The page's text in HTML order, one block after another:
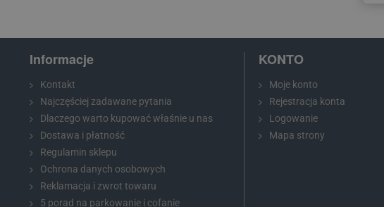
Informacje
Kontakt
Najczęściej zadawane pytania
Dlaczego warto kupować właśnie u nas
Dostawa i płatność
Regulamin sklepu
Ochrona danych osobowych
Reklamacja i zwrot towaru
5 porad na parkowanie i cofanie
KONTO
Moje konto
Rejestracja konta
Logowanie
Mapa strony